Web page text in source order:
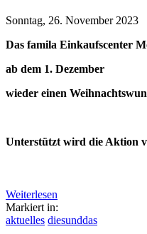
Sonntag, 26. November 2023
Das famila Einkaufscenter
ab dem 1. Dezember
wieder einen
Unterstützt wird die Aktion
Weiterlesen
Markiert in:
aktuelles diesunddas